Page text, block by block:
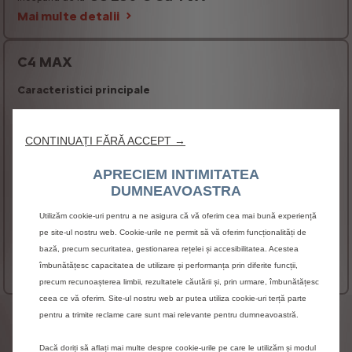
Mai multe detalii
C4 MAX
Caracteristici principale
automata la faza de drum
Oglinda interioara electrocroma
Combina de bord digitala cu ecran TFT 7''
Electric
Incepand de la 38 930 € Cu TVA
Mai multe detalii
Informatii legale
Prețurile afișate sunt cu rol orientativ și reprezintă
CONTINUAȚI FĂRĂ ACCEPT →
APRECIEM INTIMITATEA
DUMNEAVOASTRA
Utilizăm cookie-uri pentru a ne asigura că vă oferim cea mai bună experiență
pe site-ul nostru web. Cookie-urile ne permit să vă oferim funcționalități de
bază, precum securitatea, gestionarea rețelei și accesibilitatea. Acestea
îmbunătățesc capacitatea de utilizare și performanța prin diferite funcții,
precum recunoașterea limbii, rezultatele căutării și, prin urmare, îmbunătățesc
ceea ce vă oferim. Site-ul nostru web ar putea utiliza cookie-uri terță parte
pentru a trimite reclame care sunt mai relevante pentru dumneavoastră.
Dacă doriți să aflați mai multe despre cookie-urile pe care le utilizăm și modul